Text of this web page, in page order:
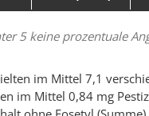
5 keine prozentuale
im Mittel 7,1
im Mittel 0,84 mg